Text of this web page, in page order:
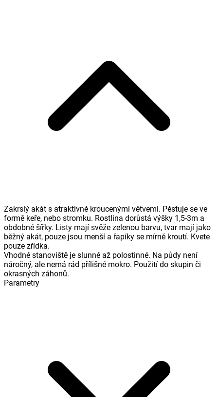
Zakrslý akát s atraktivně kroucenými větvemi. Pěstuje se ve
formě keře, nebo stromku. Rostlina dorůstá výšky 1,5-3m a
obdobné šířky. Listy mají svěže zelenou barvu, tvar mají jako
běžný akát, pouze jsou menší a řapíky se mírně kroutí. Kvete
pouze zřídka.
Vhodné stanoviště je slunné až polostinné. Na půdy není
náročný, ale nemá rád přílišné mokro. Použití do skupin či
okrasných záhonů.
Parametry